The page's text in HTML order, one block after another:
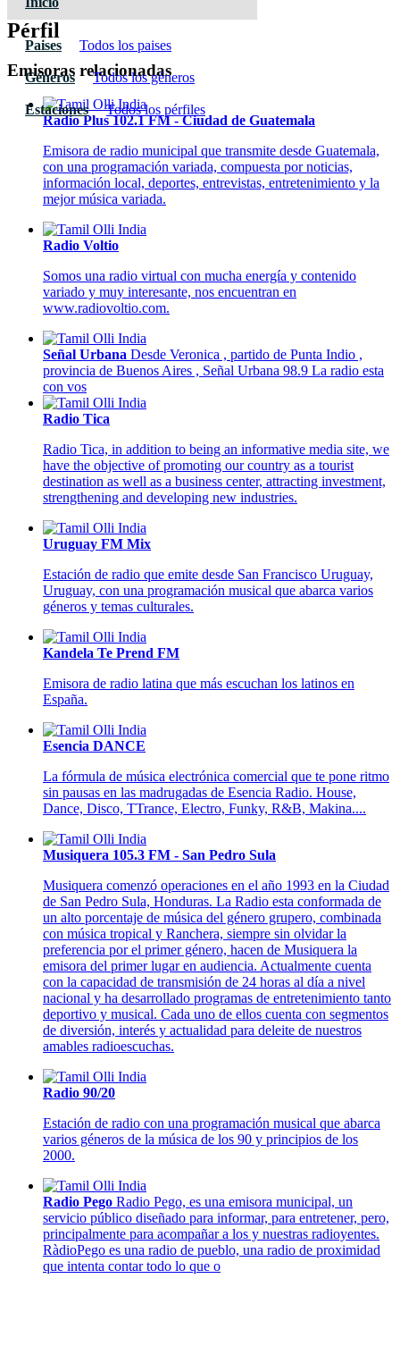
Paises Todos los paises
Géneros Todos los géneros
Estaciones Todos los pérfiles
Pérfil
Emisoras relacionadas
Radio Plus 102.1 FM - Ciudad de Guatemala
Emisora de radio municipal que transmite desde Guatemala,
con una programación variada, compuesta por noticias,
información local, deportes, entrevistas, entretenimiento y la
mejor música variada.
Radio Voltio
Somos una radio virtual con mucha energía y contenido
variado y muy interesante, nos encuentran en
www.radiovoltio.com.
Señal Urbana Desde Veronica , partido de Punta Indio ,
provincia de Buenos Aires , Señal Urbana 98.9 La radio esta
con vos
Radio Tica
Radio Tica, in addition to being an informative media site, we
have the objective of promoting our country as a tourist
destination as well as a business center, attracting investment,
strengthening and developing new industries.
Uruguay FM Mix
Estación de radio que emite desde San Francisco Uruguay,
Uruguay, con una programación musical que abarca varios
géneros y temas culturales.
Kandela Te Prend FM
Emisora de radio latina que más escuchan los latinos en
España.
Esencia DANCE
La fórmula de música electrónica comercial que te pone ritmo
sin pausas en las madrugadas de Esencia Radio. House,
Dance, Disco, TTrance, Electro, Funky, R&B, Makina....
Musiquera 105.3 FM - San Pedro Sula
Musiquera comenzó operaciones en el año 1993 en la Ciudad
de San Pedro Sula, Honduras. La Radio esta conformada de
un alto porcentaje de música del género grupero, combinada
con música tropical y Ranchera, siempre sin olvidar la
preferencia por el primer género, hacen de Musiquera la
emisora del primer lugar en audiencia. Actualmente cuenta
con la capacidad de transmisión de 24 horas al día a nivel
nacional y ha desarrollado programas de entretenimiento tanto
deportivo y musical. Cada uno de ellos cuenta con segmentos
de diversión, interés y actualidad para deleite de nuestros
amables radioescuchas.
Radio 90/20
Estación de radio con una programación musical que abarca
varios géneros de la música de los 90 y principios de los
2000.
Radio Pego Radio Pego, es una emisora municipal, un
servicio público diseñado para informar, para entretener, pero,
principalmente para acompañar a los y nuestras radioyentes.
RàdioPego es una radio de pueblo, una radio de proximidad
que intenta contar todo lo que o